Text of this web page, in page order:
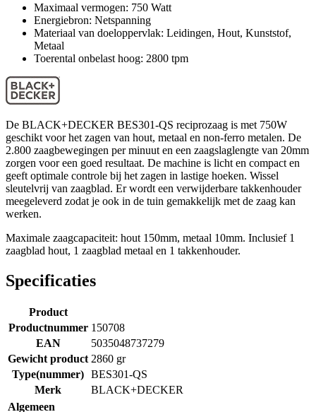
Maximaal vermogen: 750 Watt
Energiebron: Netspanning
Materiaal van doeloppervlak: Leidingen, Hout, Kunststof,
Metaal
Toerental onbelast hoog: 2800 tpm
De BLACK+DECKER BES301-QS reciprozaag is met 750W
geschikt voor het zagen van hout, metaal en non-ferro metalen. De
2.800 zaagbewegingen per minuut en een zaagslaglengte van 20mm
zorgen voor een goed resultaat. De machine is licht en compact en
geeft optimale controle bij het zagen in lastige hoeken. Wissel
sleutelvrij van zaagblad. Er wordt een verwijderbare takkenhouder
meegeleverd zodat je ook in de tuin gemakkelijk met de zaag kan
werken.
Maximale zaagcapaciteit: hout 150mm, metaal 10mm. Inclusief 1
zaagblad hout, 1 zaagblad metaal en 1 takkenhouder.
Specificaties
Product
Productnummer 150708
EAN
5035048737279
Gewicht product 2860 gr
Type(nummer) BES301-QS
Merk
BLACK+DECKER
Algemeen